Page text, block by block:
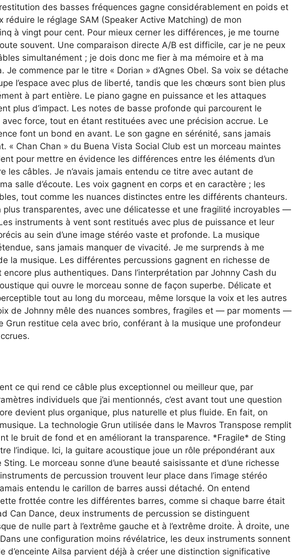
des basses fréquences gagne considérablement en poids et
réduire le réglage SAM (Speaker Active Matching) de mon
à vingt pour cent. Pour mieux cerner les différences, je me tourne
souvent. Une comparaison directe A/B est difficile, car je ne peux
simultanément ; je dois donc me fier à ma mémoire et à ma
Je commence par le titre « Dorian » d’Agnes Obel. Sa voix se détache
l’espace avec plus de liberté, tandis que les chœurs sont bien plus
à part entière. Le piano gagne en puissance et les attaques
plus d’impact. Les notes de basse profonde qui parcourent le
force, tout en étant restituées avec une précision accrue. Le
font un bond en avant. Le son gagne en sérénité, sans jamais
« Chan Chan » du Buena Vista Social Club est un morceau maintes
pour mettre en évidence les différences entre les éléments d’un
les câbles. Je n’avais jamais entendu ce titre avec autant de
salle d’écoute. Les voix gagnent en corps et en caractère ; les
tout comme les nuances distinctes entre les différents chanteurs.
plus transparentes, avec une délicatesse et une fragilité incroyables —
instruments à vent sont restitués avec plus de puissance et leur
au sein d’une image stéréo vaste et profonde. La musique
sans jamais manquer de vivacité. Je me surprends à me
la musique. Les différentes percussions gagnent en richesse de
plus authentiques. Dans l’interprétation par Johnny Cash du
qui ouvre le morceau sonne de façon superbe. Délicate et
tout au long du morceau, même lorsque la voix et les autres
de Johnny mêle des nuances sombres, fragiles et — par moments —
Grun restitue cela avec brio, conférant à la musique une profondeur
ce qui rend ce câble plus exceptionnel ou meilleur que, par
individuels que j’ai mentionnés, c’est avant tout une question
devient plus organique, plus naturelle et plus fluide. En fait, on
La technologie Grun utilisée dans le Mavros Transpose remplit
le bruit de fond et en améliorant la transparence. *Fragile* de Sting
l’indique. Ici, la guitare acoustique joue un rôle prépondérant aux
Le morceau sonne d’une beauté saisissante et d’une richesse
de percussion trouvent leur place dans l’image stéréo
entendu le carillon de barres aussi détaché. On entend
frottée contre les différentes barres, comme si chaque barre était
Can Dance, deux instruments de percussion se distinguent
de nulle part à l’extrême gauche et à l’extrême droite. À droite, une
une configuration moins révélatrice, les deux instruments sonnent
d’enceinte Ailsa parvient déjà à créer une distinction significative